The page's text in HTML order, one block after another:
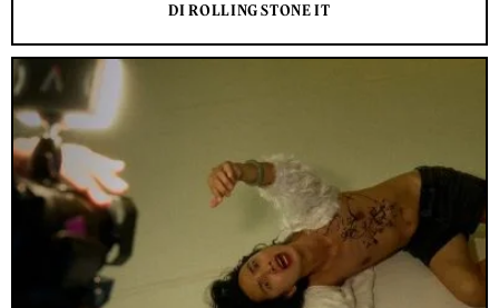
DI ROLLING STONE IT